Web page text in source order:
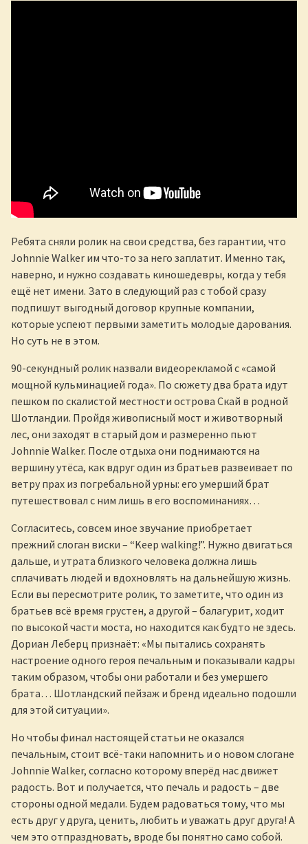
Ребята сняли ролик на свои средства, без гарантии, что
Johnnie Walker им что-то за него заплатит. Именно так,
наверно, и нужно создавать киношедевры, когда у тебя
ещё нет имени. Зато в следующий раз с тобой сразу
подпишут выгодный договор крупные компании,
которые успеют первыми заметить молодые дарования.
Но суть не в этом.
90-секундный ролик назвали видеорекламой с «самой
мощной кульминацией года». По сюжету два брата идут
пешком по скалистой местности острова Скай в родной
Шотландии. Пройдя живописный мост и животворный
лес, они заходят в старый дом и размеренно пьют
Johnnie Walker. После отдыха они поднимаются на
вершину утёса, как вдруг один из братьев развеивает по
ветру прах из погребальной урны: его умерший брат
путешествовал с ним лишь в его воспоминаниях…
Согласитесь, совсем иное звучание приобретает
прежний слоган виски – “Keep walking!”. Нужно двигаться
дальше, и утрата близкого человека должна лишь
сплачивать людей и вдохновлять на дальнейшую жизнь.
Если вы пересмотрите ролик, то заметите, что один из
братьев всё время грустен, а другой – балагурит, ходит
по высокой части моста, но находится как будто не здесь.
Дориан Леберц признаёт: «Мы пытались сохранять
настроение одного героя печальным и показывали кадры
таким образом, чтобы они работали и без умершего
брата… Шотландский пейзаж и бренд идеально подошли
для этой ситуации».
Но чтобы финал настоящей статьи не оказался
печальным, стоит всё-таки напомнить и о новом слогане
Johnnie Walker, согласно которому вперёд нас движет
радость. Вот и получается, что печаль и радость – две
стороны одной медали. Будем радоваться тому, что мы
есть друг у друга, ценить, любить и уважать друг друга! А
чем это отпраздновать, вроде бы понятно само собой.